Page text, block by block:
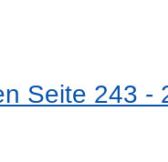
Seite 243 -